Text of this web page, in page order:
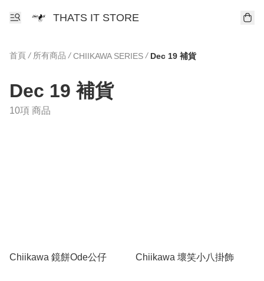
THATS IT STORE
首頁 / 所有商品 / CHIIKAWA SERIES / Dec 19 補貨
Dec 19 補貨
10項 商品
Chiikawa 鏡餅Ode公仔 Chiikawa 壞笑小八掛飾